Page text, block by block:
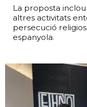
La proposta
altres activitats
persecució
espanyola.